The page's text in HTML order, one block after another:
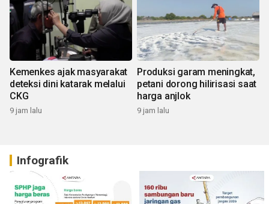
Kemenkes ajak masyarakat
deteksi dini katarak melalui
CKG
9 jam lalu
Produksi garam meningkat,
petani dorong hilirisasi saat
harga anjlok
9 jam lalu
Infografik